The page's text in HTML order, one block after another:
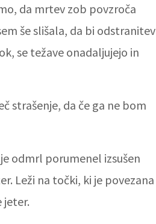
da mrtev zob povzroča
še slišala, da bi odstranitev
se težave onadaljujejo in
strašenje, da če ga ne bom
odmrl porumenel izsušen
Leži na točki, ki je povezana
jeter.